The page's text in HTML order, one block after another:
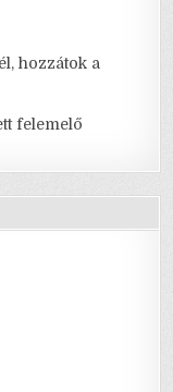
hozzátok a
felemelő